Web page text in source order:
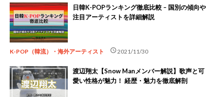
日韓K-POPランキング徹底比較 – 国別の傾向や
注目アーティストを詳細解説
K-POP（韓流）・海外アーティスト schedule2021/11/30
渡辺翔太【Snow Manメンバー解説】歌声と可
愛い性格が魅力！ 経歴・魅力を徹底解剖